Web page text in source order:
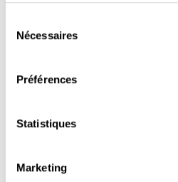
tout moment en consultant la
cookies ou en cliquant sur
Si vous le permettez, nous
géographique qui peuvent
Identifier votre appareil en
pour en relever les
Nécessaires
Préférences
Statistiques
Marketing